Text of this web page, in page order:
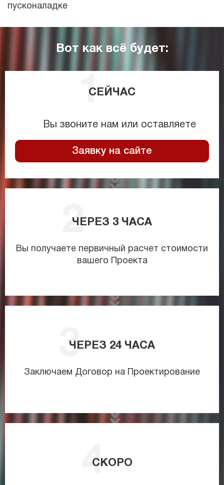
пусконаладке
Вот как всё будет:
СЕЙЧАС
Вы звоните нам или оставляете
Заявку на сайте
ЧЕРЕЗ 3 ЧАСА
Вы получаете первичный расчет стоимости
вашего Проекта
ЧЕРЕЗ 24 ЧАСА
Заключаем Договор на Проектирование
СКОРО